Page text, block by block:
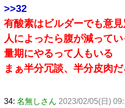
>>32
有酸素はビルダーでも意
人によったら腹が減って
量期にやるって人もいる
まぁ半分冗談、半分皮肉
34: 名無しさん 2023/02/05(日)